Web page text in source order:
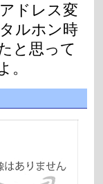
ドレス変
ルホン時
と思って
。